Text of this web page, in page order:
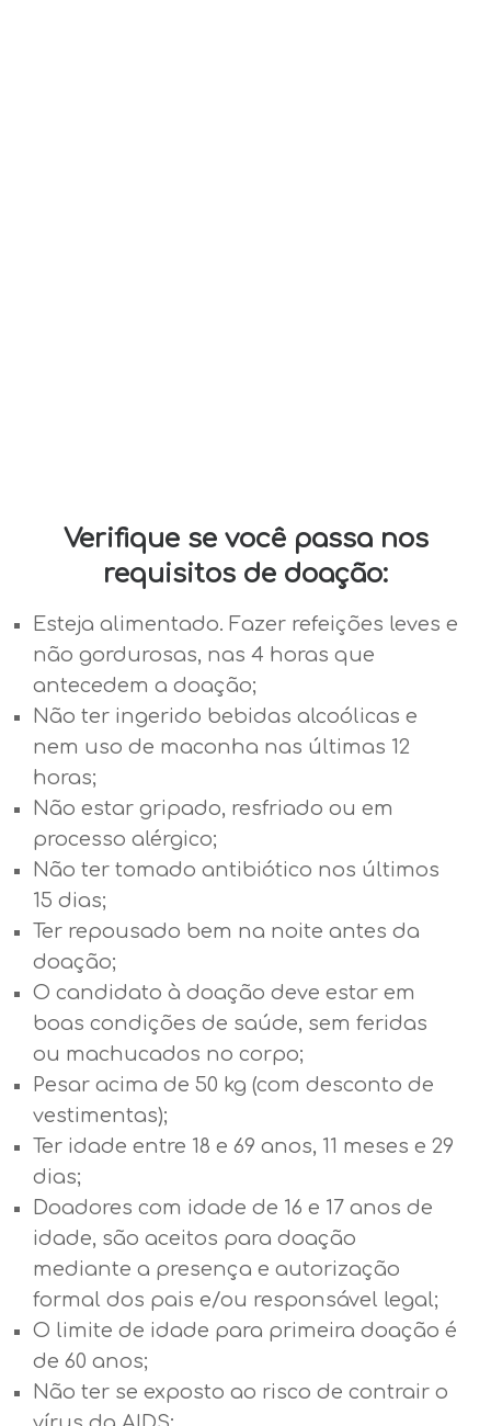
Verifique se você passa nos
requisitos de doação:
Esteja alimentado. Fazer refeições leves e
não gordurosas, nas 4 horas que
antecedem a doação;
Não ter ingerido bebidas alcoólicas e
nem uso de maconha nas últimas 12
horas;
Não estar gripado, resfriado ou em
processo alérgico;
Não ter tomado antibiótico nos últimos
15 dias;
Ter repousado bem na noite antes da
doação;
O candidato à doação deve estar em
boas condições de saúde, sem feridas
ou machucados no corpo;
Pesar acima de 50 kg (com desconto de
vestimentas);
Ter idade entre 18 e 69 anos, 11 meses e 29
dias;
Doadores com idade de 16 e 17 anos de
idade, são aceitos para doação
mediante a presença e autorização
formal dos pais e/ou responsável legal;
O limite de idade para primeira doação é
de 60 anos;
Não ter se exposto ao risco de contrair o